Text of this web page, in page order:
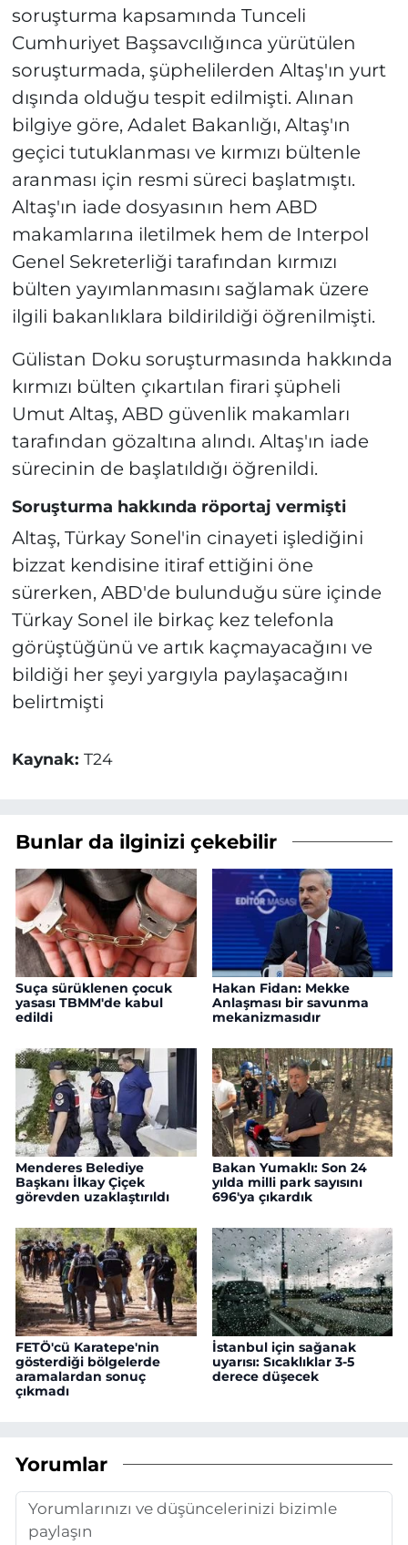
soruşturma kapsamında Tunceli
Cumhuriyet Başsavcılığınca yürütülen
soruşturmada, şüphelilerden Altaş'ın yurt
dışında olduğu tespit edilmişti. Alınan
bilgiye göre, Adalet Bakanlığı, Altaş'ın
geçici tutuklanması ve kırmızı bültenle
aranması için resmi süreci başlatmıştı.
Altaş'ın iade dosyasının hem ABD
makamlarına iletilmek hem de Interpol
Genel Sekreterliği tarafından kırmızı
bülten yayımlanmasını sağlamak üzere
ilgili bakanlıklara bildirildiği öğrenilmişti.
Gülistan Doku soruşturmasında hakkında
kırmızı bülten çıkartılan firari şüpheli
Umut Altaş, ABD güvenlik makamları
tarafından gözaltına alındı. Altaş'ın iade
sürecinin de başlatıldığı öğrenildi.
Soruşturma hakkında röportaj vermişti
Altaş, Türkay Sonel'in cinayeti işlediğini
bizzat kendisine itiraf ettiğini öne
sürerken, ABD'de bulunduğu süre içinde
Türkay Sonel ile birkaç kez telefonla
görüştüğünü ve artık kaçmayacağını ve
bildiği her şeyi yargıyla paylaşacağını
belirtmişti
Kaynak: T24
Bunlar da ilginizi çekebilir
Suça sürüklenen çocuk
yasası TBMM'de kabul
edildi
Hakan Fidan: Mekke
Anlaşması bir savunma
mekanizmasıdır
Menderes Belediye
Başkanı İlkay Çiçek
görevden uzaklaştırıldı
Bakan Yumaklı: Son 24
yılda milli park sayısını
696'ya çıkardık
FETÖ'cü Karatepe'nin
gösterdiği bölgelerde
aramalardan sonuç
çıkmadı
İstanbul için sağanak
uyarısı: Sıcaklıklar 3-5
derece düşecek
Yorumlar